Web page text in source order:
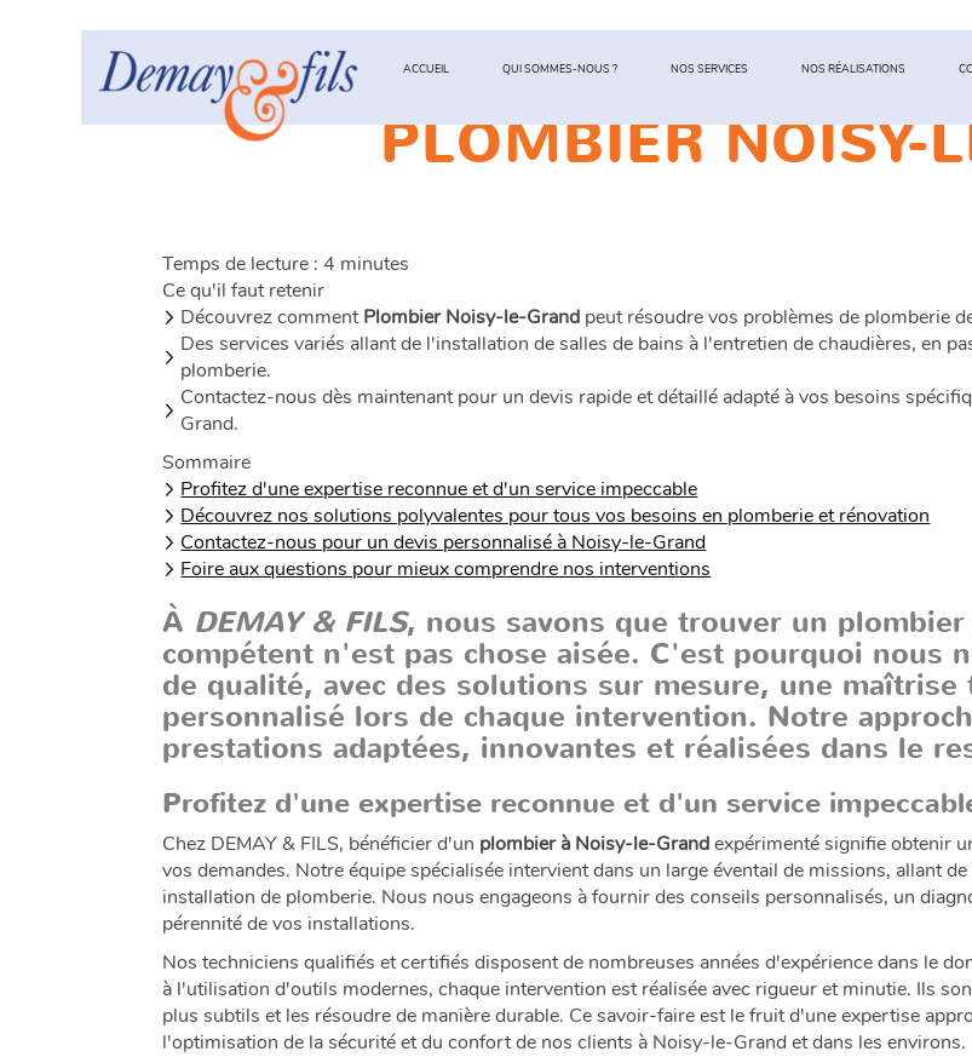
ACCUEIL QUI SOMMES-NOUS ? NOS SERVICES NOS RÉALISATIONS
PLOMBIER NOISY-
Temps de lecture : 4 minutes
Ce qu'il faut retenir
Découvrez commentPlombier Noisy-le-Grand peut résoudre vos problèmes de plomberie
Des services variés allant de l'installation de salles de bains à l'entretien de chaudières, en
plomberie.
Contactez-nous dès maintenant pour un devis rapide et détaillé adapté à vos besoins
Grand.
Sommaire
Profitez d'une expertise reconnue et d'un service impeccable
Découvrez nos solutions polyvalentes pour tous vos besoins en plomberie et rénovation
Contactez-nous pour un devis personnalisé à Noisy-le-Grand
Foire aux questions pour mieux comprendre nos interventions
À DEMAY & FILS, nous savons que trouver un plombier
compétent n'est pas chose aisée. C'est pourquoi nous
de qualité, avec des solutions sur mesure, une
personnalisé lors de chaque intervention. Notre
prestations adaptées, innovantes et réalisées dans le
Profitez d'une expertise reconnue et d'un service
Chez DEMAY & FILS, bénéficier d'un plombier à Noisy-le-Grandexpérimenté signifie obtenir
vos demandes. Notre équipe spécialisée intervient dans un large éventail de missions, allant
installation de plomberie. Nous nous engageons à fournir des conseils personnalisés, un
pérennité de vos installations.
Nos techniciens qualifiés et certifiés disposent de nombreuses années d'expérience dans le
à l'utilisation d'outils modernes, chaque intervention est réalisée avec rigueur et minutie. Ils
plus subtils et les résoudre de manière durable. Ce savoir-faire est le fruit d'une expertise
l'optimisation de la sécurité et du confort de nos clients à Noisy-le-Grand et dans les environs.